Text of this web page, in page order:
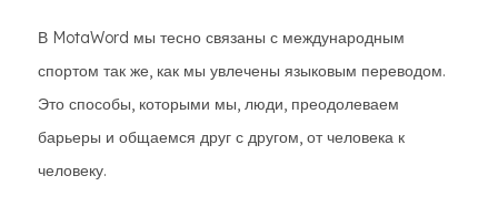
В MotaWord мы тесно связаны с международным
спортом так же, как мы увлечены языковым переводом.
Это способы, которыми мы, люди, преодолеваем
барьеры и общаемся друг с другом, от человека к
человеку.